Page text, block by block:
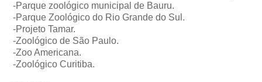
-Parque zoológico municipal de Bauru.
-Parque Zoológico do Rio Grande do Sul.
-Projeto Tamar.
-Zoológico de São Paulo.
-Zoo Americana.
-Zoológico Curitiba.